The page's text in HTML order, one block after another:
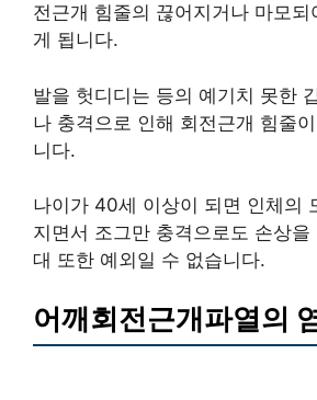
전근개 힘줄의 끊어지거나 마모
게 됩니다.
발을 헛디디는 등의 예기치 못한
나 충격으로 인해 회전근개 힘줄
니다.
나이가 40세 이상이 되면 인체의
지면서 조그만 충격으로도 손상
대 또한 예외일 수 없습니다.
어깨회전근개파열의